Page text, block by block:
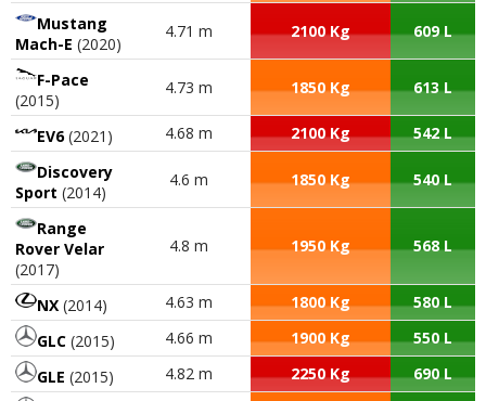
Mustang
Mach-E (2020)
4.71 m 2100 Kg 609 L
F-Pace
(2015)
4.73 m 1850 Kg 613 L
EV6(2021) 4.68 m 2100 Kg
542 L
Discovery
Sport (2014)
4.6 m 1850 Kg 540 L
Range
Rover Velar
(2017)
4.8 m 1950 Kg 568 L
NX (2014) 4.63 m 1800 Kg
580 L
GLC (2015) 4.66 m 1900 Kg
550 L
GLE (2015) 4.82 m 2250 Kg
690 L